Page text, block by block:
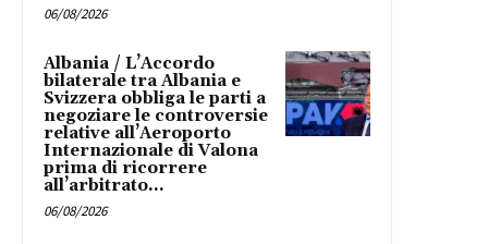
06/08/2026
Albania / L’Accordo
bilaterale tra Albania e
Svizzera obbliga le parti a
negoziare le controversie
relative all’Aeroporto
Internazionale di Valona
prima di ricorrere
all’arbitrato...
06/08/2026